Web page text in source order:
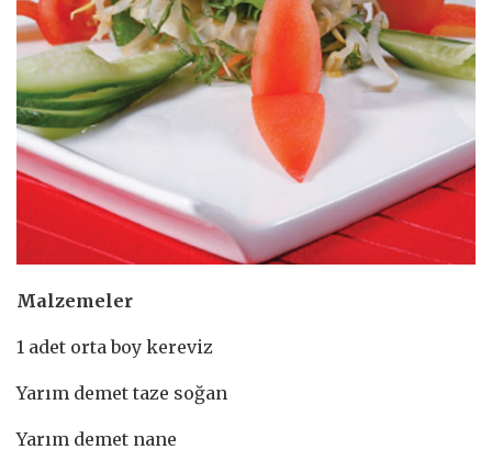
Malzemeler
1 adet orta boy kereviz
Yarım demet taze soğan
Yarım demet nane